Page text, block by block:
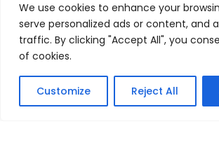
We use cookies to enhance your
serve personalized ads or content, and
traffic. By clicking "Accept All", you
of cookies.
Customize Reject All
Copyright 2021 HV-A, All Right